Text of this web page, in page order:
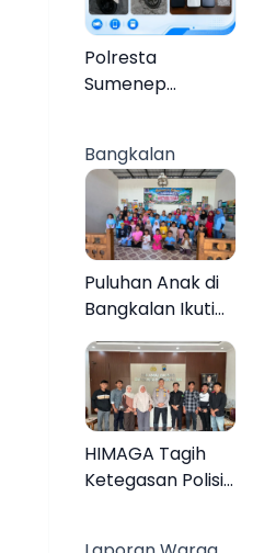
Polresta
Sumenep
Sampang, Tiga
Pengedar
Ditangkap
Bangkalan
Puluhan Anak di
Bangkalan Ikuti
Lomba Mewarnai
Bertema Liburan
Keluarga
HIMAGA Tagih
Ketegasan Polisi